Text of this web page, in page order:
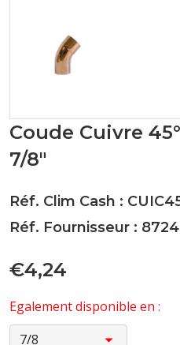
Coude Cuivre
7/8"
Réf. Clim Cash :
Réf. Fournisseur :
€4,24
Egalement disponible en :